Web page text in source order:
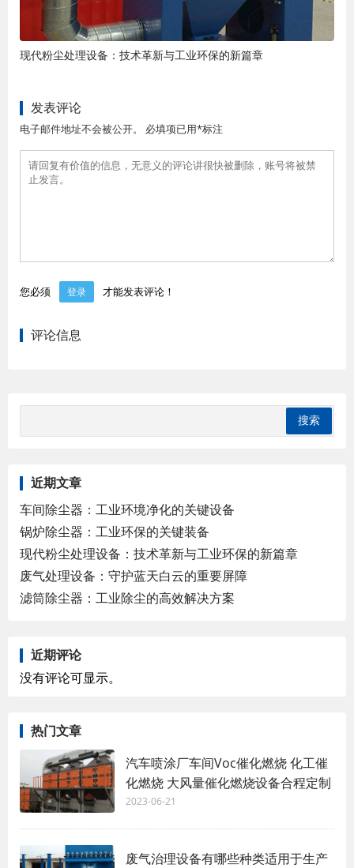
现代粉尘处理设备：技术革新与工业环保的新篇章
发表评论
电子邮件地址不会被公开。 必填项已用*标注
您必须 登录 才能发表评论！
评论信息
近期文章
车间除尘器：工业环境净化的关键设备
锅炉除尘器：工业环保的关键装备
现代粉尘处理设备：技术革新与工业环保的新篇章
废气处理设备：守护蓝天白云的重要屏障
滤筒除尘器：工业除尘的高效解决方案
近期评论
没有评论可显示。
热门文章
汽车喷涂厂车间Voc催化燃烧 化工催
化燃烧 大风量催化燃烧设备合程定制
2023-06-21
废气治理设备有哪些种类适用于生产